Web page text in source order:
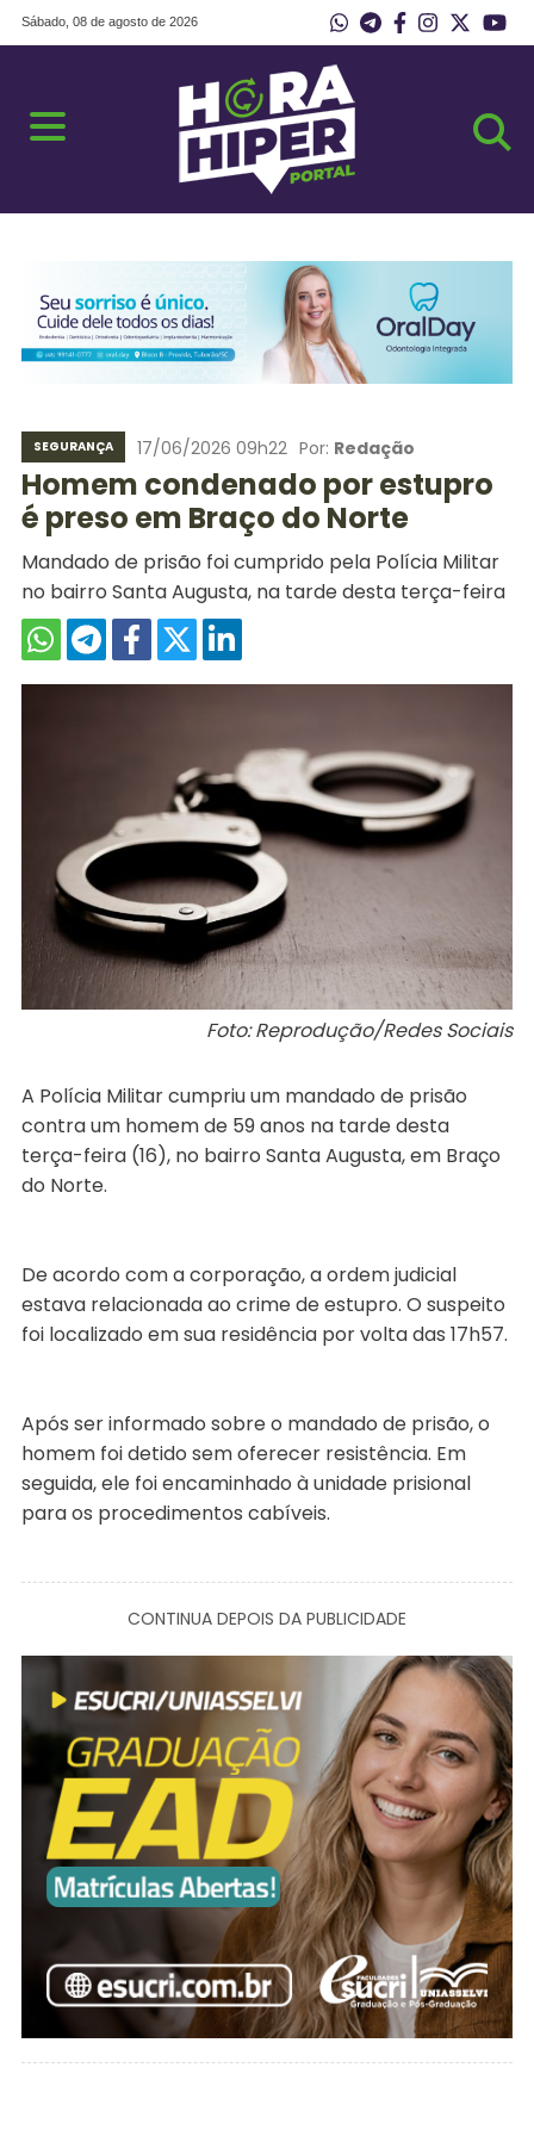
Sábado, 08 de agosto de 2026
SEGURANÇA 17/06/2026 09h22 Por: Redação
Homem condenado por estupro
é preso em Braço do Norte
Mandado de prisão foi cumprido pela Polícia Militar
no bairro Santa Augusta, na tarde desta terça-feira
Foto: Reprodução/Redes Sociais
A Polícia Militar cumpriu um mandado de prisão
contra um homem de 59 anos na tarde desta
terça-feira (16), no bairro Santa Augusta, em Braço
do Norte.
De acordo com a corporação, a ordem judicial
estava relacionada ao crime de estupro. O suspeito
foi localizado em sua residência por volta das 17h57.
Após ser informado sobre o mandado de prisão, o
homem foi detido sem oferecer resistência. Em
seguida, ele foi encaminhado à unidade prisional
para os procedimentos cabíveis.
CONTINUA DEPOIS DA PUBLICIDADE